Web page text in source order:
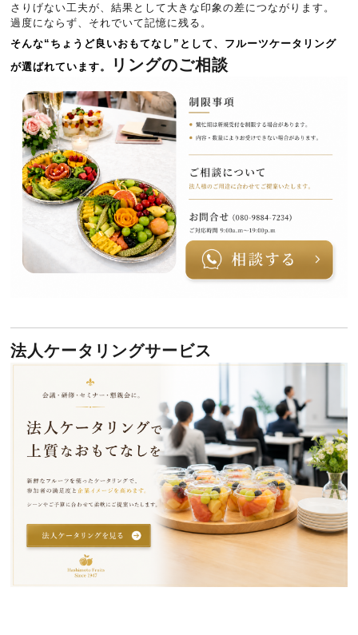
さりげない工夫が、結果として大きな印象の差につながります。
過度にならず、それでいて記憶に残る。
そんな“ちょうど良いおもてなし”として、フルーツケータリング
が選ばれています。
リングのご相談
法人ケータリングサービス